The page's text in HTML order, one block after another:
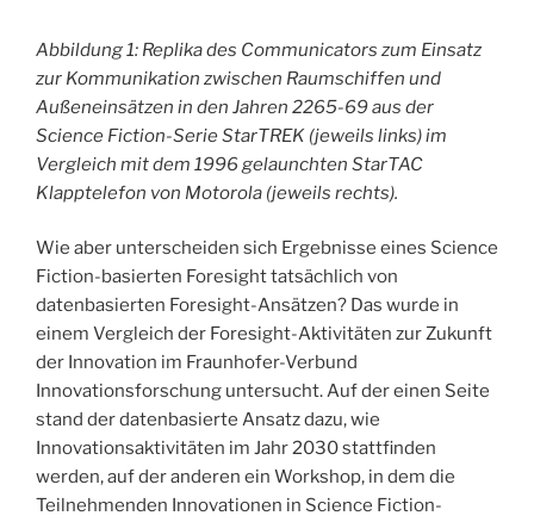
Abbildung 1: Replika des Communicators zum Einsatz
zur Kommunikation zwischen Raumschiffen und
Außeneinsätzen in den Jahren 2265-69 aus der
Science Fiction-Serie StarTREK (jeweils links) im
Vergleich mit dem 1996 gelaunchten StarTAC
Klapptelefon von Motorola (jeweils rechts).
Wie aber unterscheiden sich Ergebnisse eines Science
Fiction-basierten Foresight tatsächlich von
datenbasierten Foresight-Ansätzen? Das wurde in
einem Vergleich der Foresight-Aktivitäten zur Zukunft
der Innovation im Fraunhofer-Verbund
Innovationsforschung untersucht. Auf der einen Seite
stand der datenbasierte Ansatz dazu, wie
Innovationsaktivitäten im Jahr 2030 stattfinden
werden, auf der anderen ein Workshop, in dem die
Teilnehmenden Innovationen in Science Fiction-